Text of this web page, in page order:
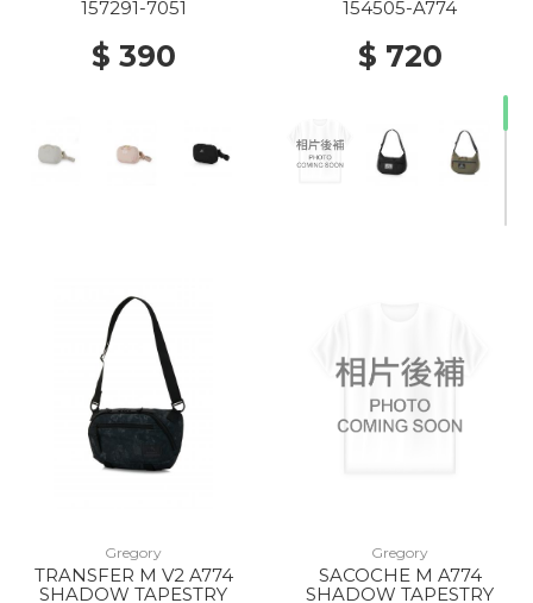
157291-7051
$ 390
154505-A774
$ 720
10% Off
Gregory
TRANSFER M V2 A774
SHADOW TAPESTRY
Gregory
SACOCHE M A774
SHADOW TAPESTRY